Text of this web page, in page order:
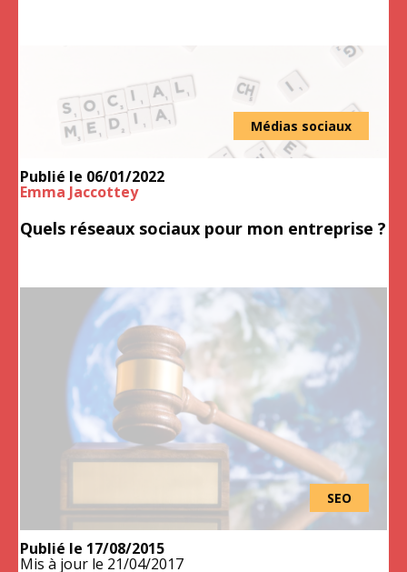
Médias sociaux
Publié le 06/01/2022
Emma Jaccottey
Quels réseaux sociaux pour mon entreprise ?
SEO
Publié le 17/08/2015
Mis à jour le 21/04/2017